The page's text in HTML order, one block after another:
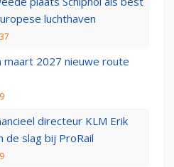
luchthaven
maart 2027 nieuwe route
directeur KLM Erik
de slag bij ProRail